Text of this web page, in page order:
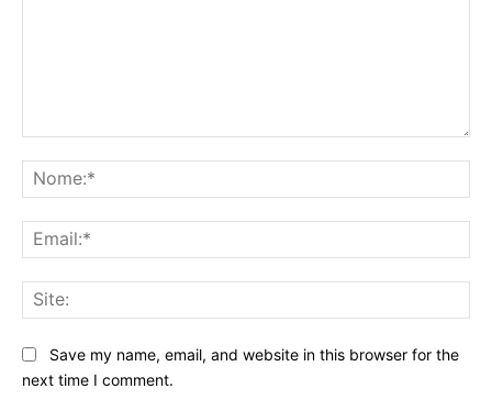
Save my name, email, and website in this browser for the
next time I comment.